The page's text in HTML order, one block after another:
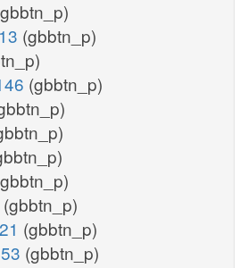
(gbbtn_p)
(gbbtn_p)
(gbbtn_p)
(gbbtn_p)
(gbbtn_p)